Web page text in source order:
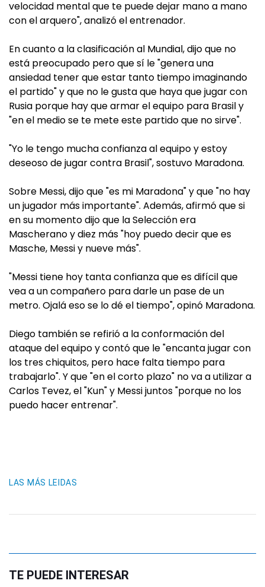
velocidad mental que te puede dejar mano a mano
con el arquero", analizó el entrenador.
En cuanto a la clasificación al Mundial, dijo que no
está preocupado pero que sí le "genera una
ansiedad tener que estar tanto tiempo imaginando
el partido" y que no le gusta que haya que jugar con
Rusia porque hay que armar el equipo para Brasil y
"en el medio se te mete este partido que no sirve".
"Yo le tengo mucha confianza al equipo y estoy
deseoso de jugar contra Brasil", sostuvo Maradona.
Sobre Messi, dijo que "es mi Maradona" y que "no hay
un jugador más importante". Además, afirmó que si
en su momento dijo que la Selección era
Mascherano y diez más "hoy puedo decir que es
Masche, Messi y nueve más".
"Messi tiene hoy tanta confianza que es difícil que
vea a un compañero para darle un pase de un
metro. Ojalá eso se lo dé el tiempo", opinó Maradona.
Diego también se refirió a la conformación del
ataque del equipo y contó que le "encanta jugar con
los tres chiquitos, pero hace falta tiempo para
trabajarlo". Y que "en el corto plazo" no va a utilizar a
Carlos Tevez, el "Kun" y Messi juntos "porque no los
puedo hacer entrenar".
LAS MÁS LEIDAS
TE PUEDE INTERESAR